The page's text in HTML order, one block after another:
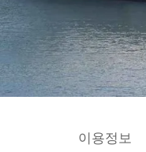
이용정보